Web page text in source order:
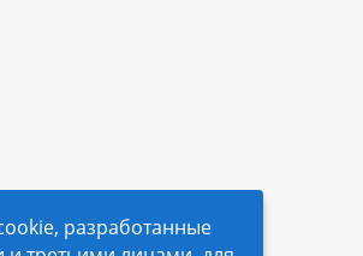
разработанные